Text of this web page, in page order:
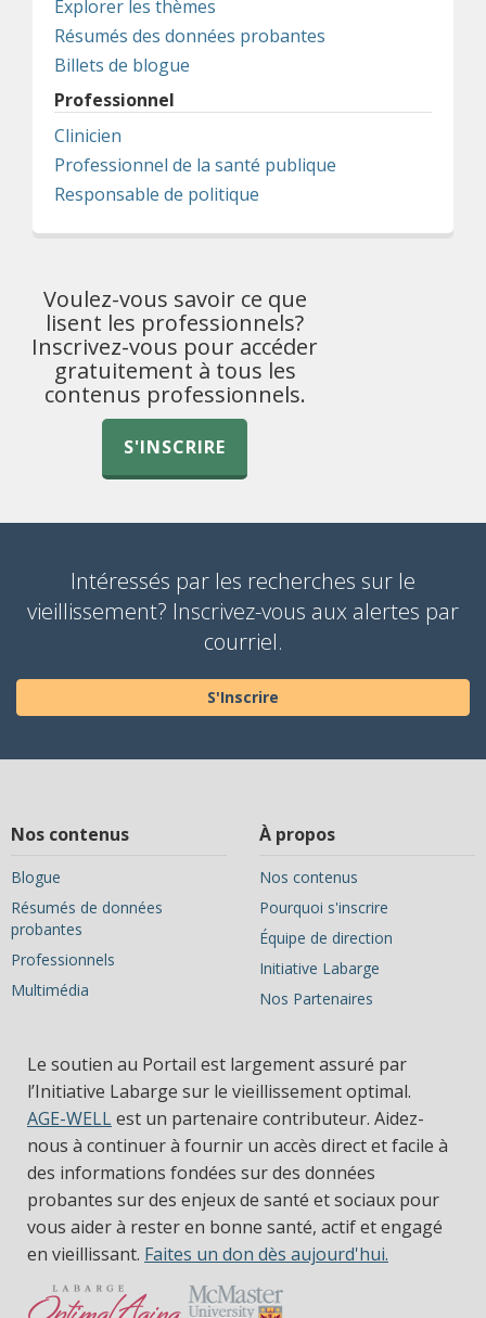
Explorer les thèmes
Résumés des données probantes
Billets de blogue
Professionnel
Clinicien
Professionnel de la santé publique
Responsable de politique
Voulez-vous savoir ce que
lisent les professionnels?
Inscrivez-vous pour accéder
gratuitement à tous les
contenus professionnels.
S'INSCRIRE
Intéressés par les recherches sur le
vieillissement? Inscrivez-vous aux alertes par
courriel.
S'Inscrire
Nos contenus
Blogue
Résumés de données
probantes
Professionnels
Multimédia
À propos
Nos contenus
Pourquoi s'inscrire
Équipe de direction
Initiative Labarge
Nos Partenaires
Le soutien au Portail est largement assuré par
l’Initiative Labarge sur le vieillissement optimal.
AGE-WELLest un partenaire contributeur. Aidez-
nous à continuer à fournir un accès direct et facile à
des informations fondées sur des données
probantes sur des enjeux de santé et sociaux pour
vous aider à rester en bonne santé, actif et engagé
en vieillissant. Faites un don dès aujourd'hui.